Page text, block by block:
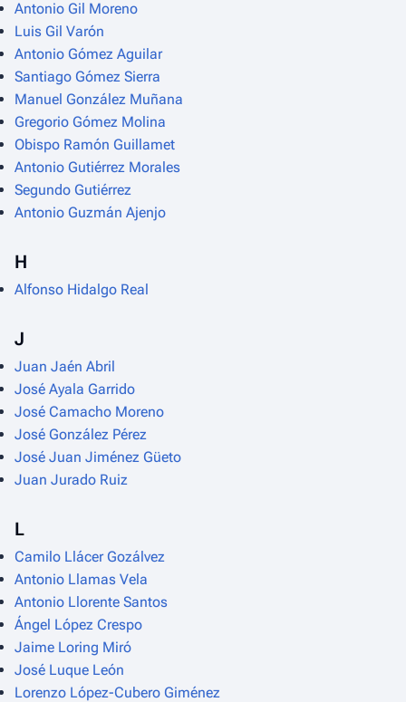
Antonio Gil Moreno
Luis Gil Varón
Antonio Gómez Aguilar
Santiago Gómez Sierra
Manuel González Muñana
Gregorio Gómez Molina
Obispo Ramón Guillamet
Antonio Gutiérrez Morales
Segundo Gutiérrez
Antonio Guzmán Ajenjo
H
Alfonso Hidalgo Real
J
Juan Jaén Abril
José Ayala Garrido
José Camacho Moreno
José González Pérez
José Juan Jiménez Güeto
Juan Jurado Ruiz
L
Camilo Llácer Gozálvez
Antonio Llamas Vela
Antonio Llorente Santos
Ángel López Crespo
Jaime Loring Miró
José Luque León
Lorenzo López-Cubero Giménez